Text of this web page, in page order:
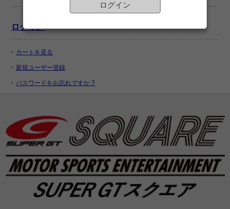
ログイン
カートを見る
新規ユーザー登録
パスワードをお忘れですか ?
ログイン